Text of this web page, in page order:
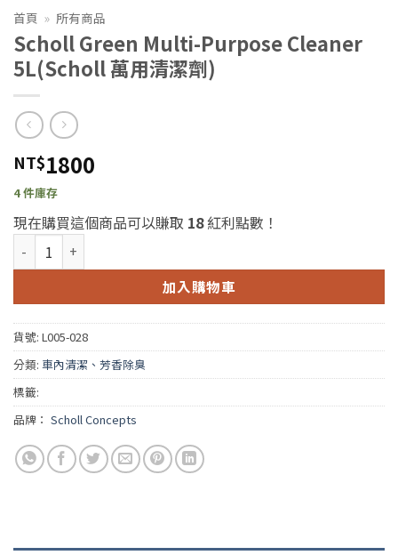
首頁 » 所有商品
Scholl Green Multi-Purpose Cleaner
5L(Scholl 萬用清潔劑)
NT$1800
4 件庫存
現在購買這個商品可以賺取 18紅利點數！
Scholl Green Multi-Purpose Cleaner 5L(Scholl 萬用清潔劑) 數量
加入購物車
貨號: L005-028
分類: 車內清潔、芳香除臭
標籤:
品牌： Scholl Concepts